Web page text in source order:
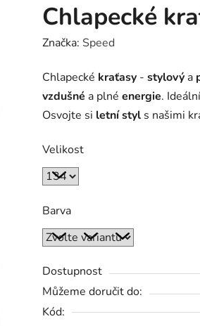
Chlapecké
Značka: Speed
Chlapecké kraťasy - stylový a
vzdušné a plné energie.
Osvojte si letní styl s našimi
Velikost
Barva
Dostupnost
Můžeme doručit do:
Kód: